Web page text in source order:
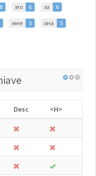
8 это 6 за 6
мне 5 она 5
Desc <H>